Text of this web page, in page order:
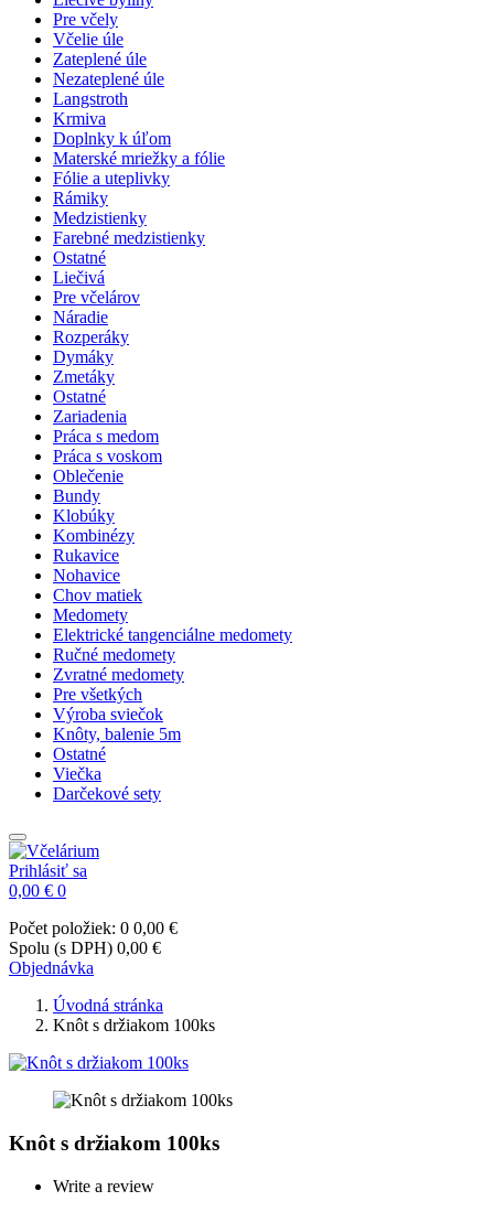
Pre včely
Včelie úle
Zateplené úle
Nezateplené úle
Langstroth
Krmiva
Doplnky k úľom
Materské mriežky a fólie
Fólie a uteplivky
Rámiky
Medzistienky
Farebné medzistienky
Ostatné
Liečivá
Pre včelárov
Náradie
Rozperáky
Dymáky
Zmetáky
Ostatné
Zariadenia
Práca s medom
Práca s voskom
Oblečenie
Bundy
Klobúky
Kombinézy
Rukavice
Nohavice
Chov matiek
Medomety
Elektrické tangenciálne medomety
Ručné medomety
Zvratné medomety
Pre všetkých
Výroba sviečok
Knôty, balenie 5m
Ostatné
Viečka
Darčekové sety
Prihlásiť sa
0,00 € 0
Počet položiek: 0 0,00 €
Spolu (s DPH) 0,00 €
Objednávka
Úvodná stránka
Knôt s držiakom 100ks
Knôt s držiakom 100ks
Write a review